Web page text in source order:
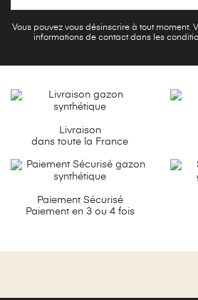
Vous pouvez vous désinscrire à tout moment.
informations de contact dans les
Livraison
dans toute la France
Paiement Sécurisé
Paiement en 3 ou 4 fois